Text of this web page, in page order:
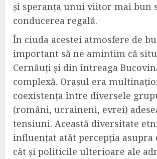
și speranța unui viitor mai bun
conducerea regală.
În ciuda acestei atmosfere de
important să ne amintim că
Cernăuți și din întreaga
complexă. Orașul era
coexistența între diversele
(români, ucraineni, evrei)
tensiuni. Această diversitate
influențat atât percepția
cât și politicile ulterioare ale